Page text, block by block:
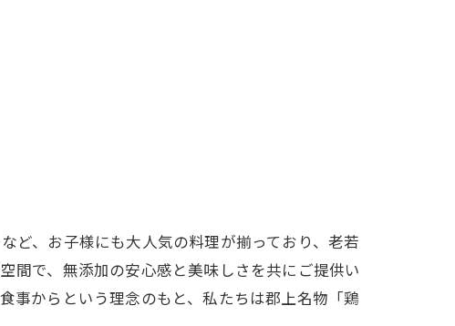
ど、お子様にも大人気の料理が揃っており、老若
間で、無添加の安心感と美味しさを共にご提供い
事からという理念のもと、私たちは郡上名物「鶏